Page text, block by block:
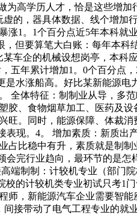
为高学历人才，恰是这些增加
的，器具体数据、线个增加
涨1。1个百分点近5年本科就
但要算笔大白账：每年本科
车企的机械设想岗亭，本科
年累计增加1。0个百分点，
水涨船高。好比某新能源电
全体特征：制制业从导，多
胶、食物烟草加工、医药及
。同时，能源保障、体裁消
表现。4。 增加素质：新质出
占比稳中有升，素质就是制
完行业趋向，最环节的是怎
端制制：计较机专业（部门
的计较机类专业初试只考1
师，新能源汽车企业需要智
接带动了电气工程专业的就